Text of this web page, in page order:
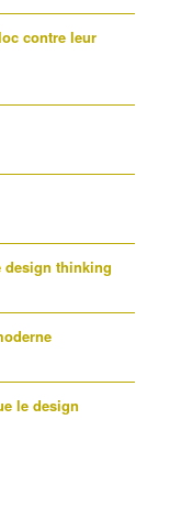
contre leur
design thinking
le design